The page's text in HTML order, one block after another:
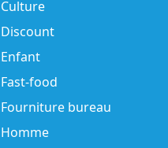
Culture
Discount
Enfant
Fast-food
Fourniture bureau
Homme